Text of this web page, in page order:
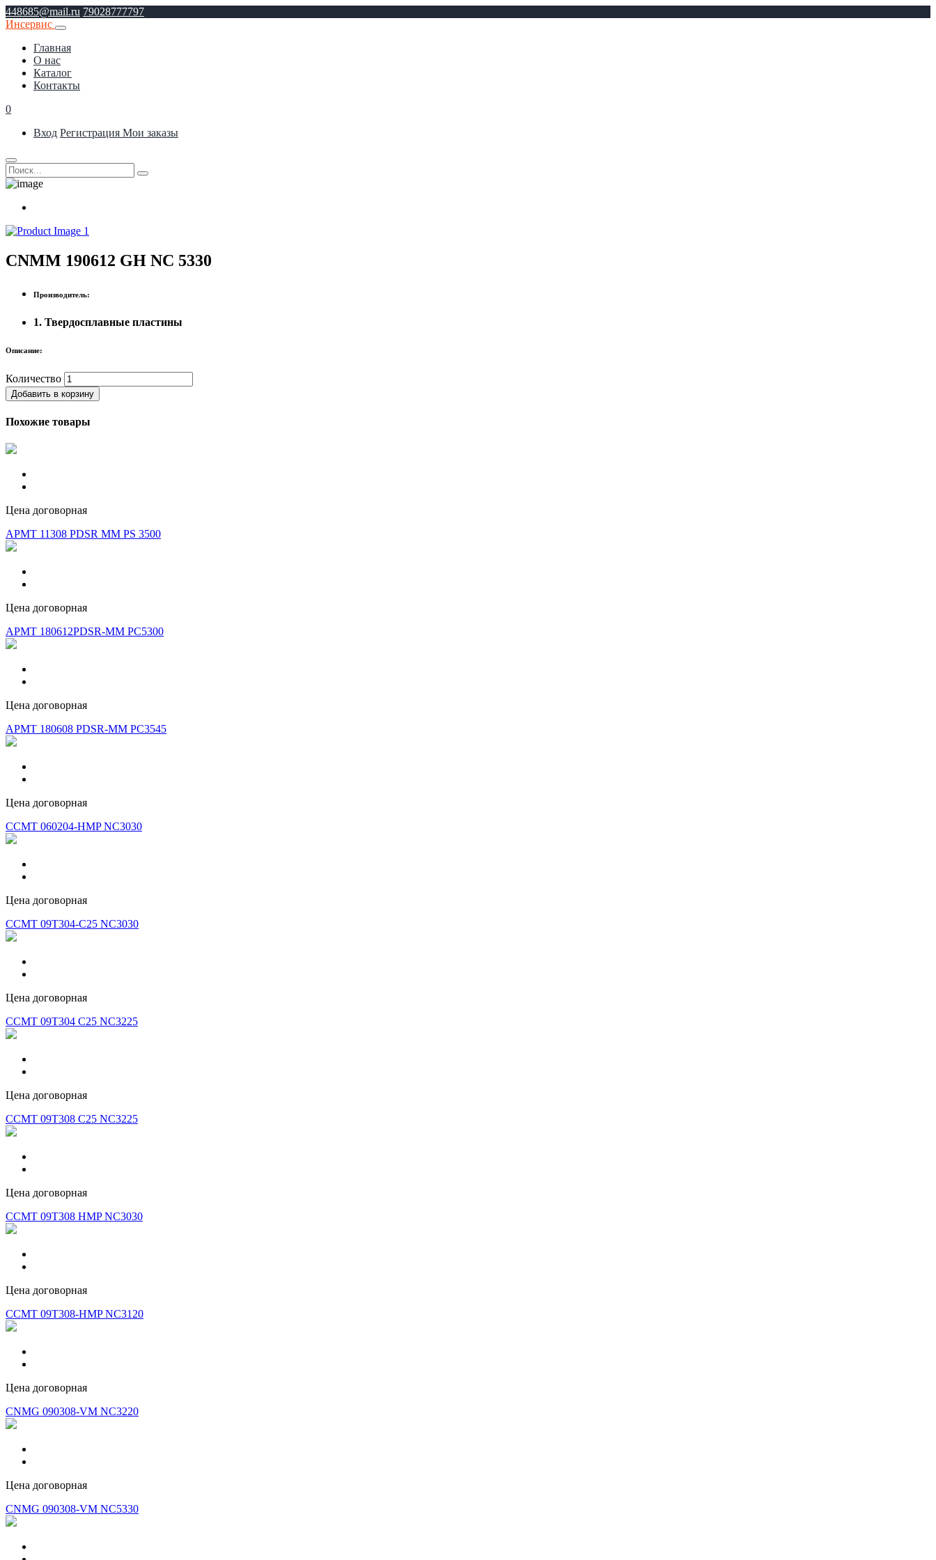
448685@mail.ru 79028777797
Инсервис
Главная
О нас
Каталог
Контакты
0
Вход Регистрация Мои заказы
CNMM 190612 GH NC 5330
Производитель:
1. Твердосплавные пластины
Описание:
Количество
Добавить в корзину
Похожие товары
Цена договорная
APMT 11308 PDSR MM PS 3500
Цена договорная
APMT 180612PDSR-MM PC5300
Цена договорная
APMT 180608 PDSR-MM PC3545
Цена договорная
CCMT 060204-HMP NC3030
Цена договорная
CCMT 09T304-C25 NC3030
Цена договорная
CCMT 09T304 C25 NC3225
Цена договорная
CCMT 09T308 C25 NC3225
Цена договорная
CCMT 09T308 HMP NC3030
Цена договорная
CCMT 09T308-HMP NC3120
Цена договорная
CNMG 090308-VM NC3220
Цена договорная
CNMG 090308-VM NC5330